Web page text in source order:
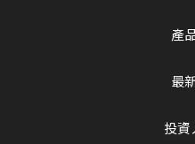
產
最
投